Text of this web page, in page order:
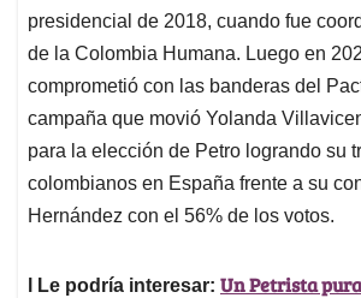
presidencial de 2018, cuando fue
de la Colombia Humana. Luego en
comprometió con las banderas del
campaña que movió Yolanda
para la elección de Petro logrando su
colombianos en España frente a su
Hernández con el 56% de los votos.
l Le podría interesar: Un Petrista